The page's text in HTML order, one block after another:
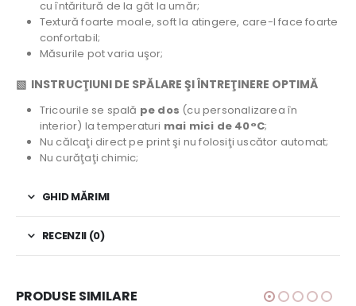
cu întăritură de la gât la umăr;
Textură foarte moale, soft la atingere, care-l face foarte
confortabil;
Măsurile pot varia uşor;
▧ INSTRUCŢIUNI DE SPĂLARE ŞI ÎNTREŢINERE OPTIMĂ
Tricourile se spală pe dos (cu personalizarea în
interior) la temperaturi mai mici de 40°C;
Nu călcaţi direct pe print şi nu folosiţi uscător automat;
Nu curăţaţi chimic;
GHID MĂRIMI
RECENZII (0)
PRODUSE SIMILARE